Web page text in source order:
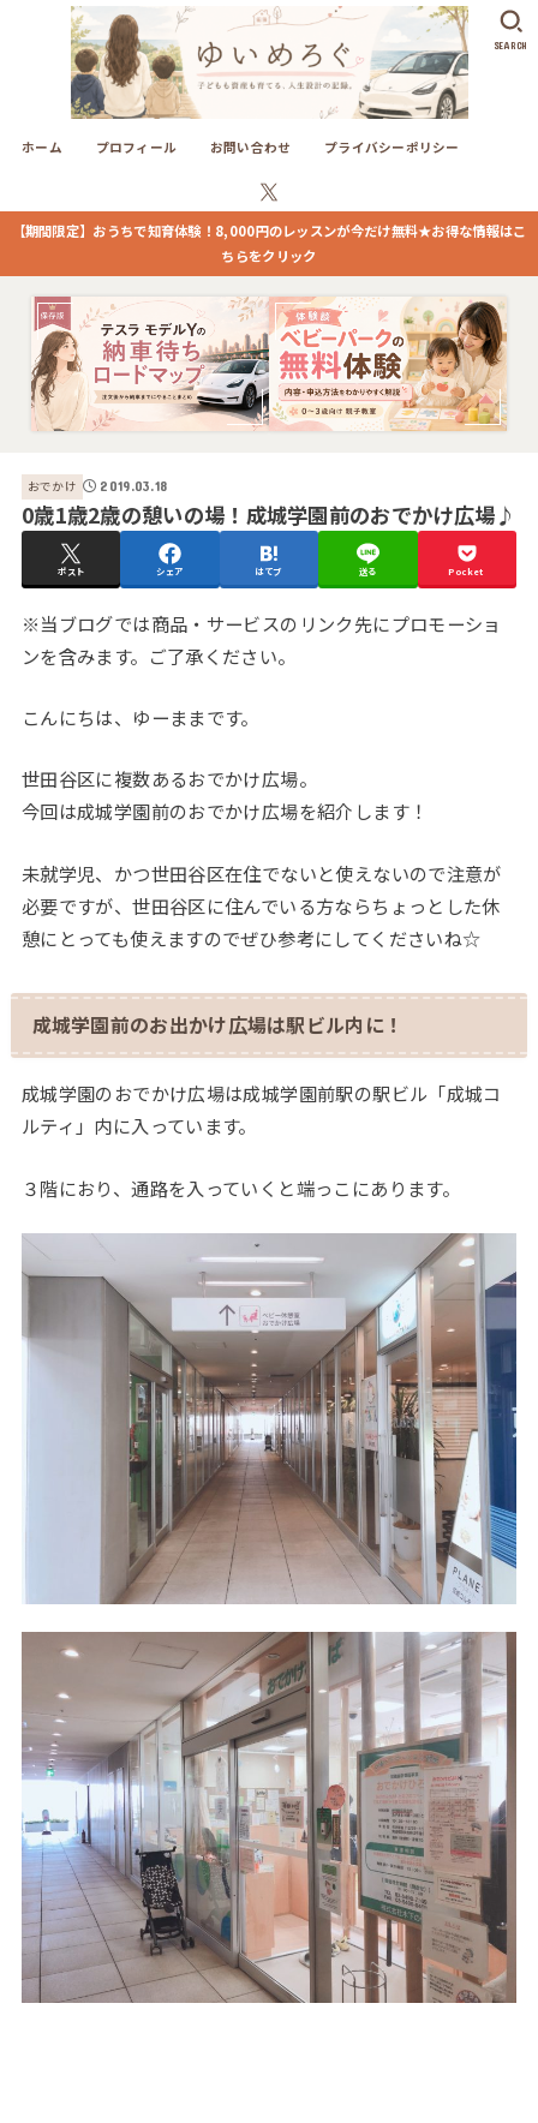
ホーム プロフィール お問い合わせ プライバシーポリシー
SEARCH
【期間限定】おうちで知育体験！8,000円のレッスンが今だけ無料★お得な情報はこ
ちらをクリック
おでかけ 2019.03.18
0歳1歳2歳の憩いの場！成城学園前のおでかけ広場♪
ポスト シェア はてブ 送る Pocket
※当ブログでは商品・サービスのリンク先にプロモーショ
ンを含みます。ご了承ください。
こんにちは、ゆーままです。
世田谷区に複数あるおでかけ広場。
今回は成城学園前のおでかけ広場を紹介します！
未就学児、かつ世田谷区在住でないと使えないので注意が
必要ですが、世田谷区に住んでいる方ならちょっとした休
憩にとっても使えますのでぜひ参考にしてくださいね☆
成城学園前のお出かけ広場は駅ビル内に！
成城学園のおでかけ広場は成城学園前駅の駅ビル「成城コ
ルティ」内に入っています。
３階におり、通路を入っていくと端っこにあります。